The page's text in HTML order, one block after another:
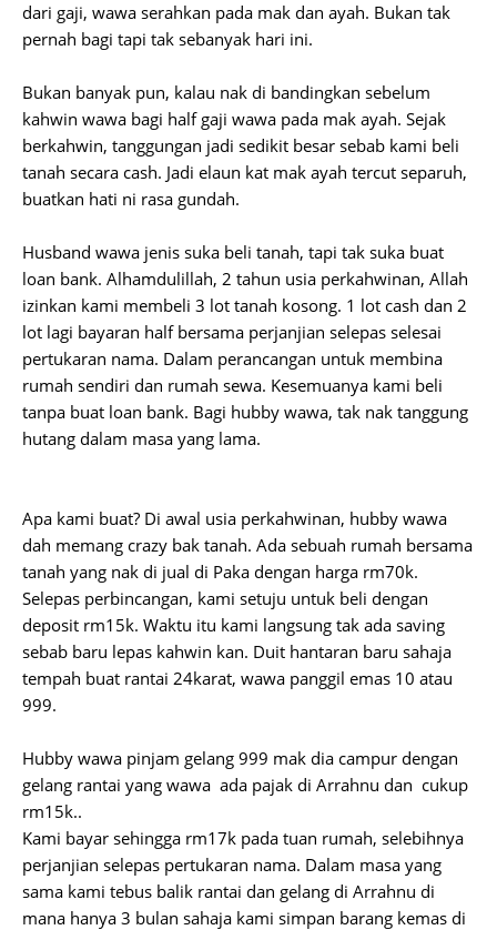
dari gaji, wawa serahkan pada mak dan ayah. Bukan tak
pernah bagi tapi tak sebanyak hari ini.
Bukan banyak pun, kalau nak di bandingkan sebelum
kahwin wawa bagi half gaji wawa pada mak ayah. Sejak
berkahwin, tanggungan jadi sedikit besar sebab kami beli
tanah secara cash. Jadi elaun kat mak ayah tercut separuh,
buatkan hati ni rasa gundah.
Husband wawa jenis suka beli tanah, tapi tak suka buat
loan bank. Alhamdulillah, 2 tahun usia perkahwinan, Allah
izinkan kami membeli 3 lot tanah kosong. 1 lot cash dan 2
lot lagi bayaran half bersama perjanjian selepas selesai
pertukaran nama. Dalam perancangan untuk membina
rumah sendiri dan rumah sewa. Kesemuanya kami beli
tanpa buat loan bank. Bagi hubby wawa, tak nak tanggung
hutang dalam masa yang lama.
Apa kami buat? Di awal usia perkahwinan, hubby wawa
dah memang crazy bak tanah. Ada sebuah rumah bersama
tanah yang nak di jual di Paka dengan harga rm70k.
Selepas perbincangan, kami setuju untuk beli dengan
deposit rm15k. Waktu itu kami langsung tak ada saving
sebab baru lepas kahwin kan. Duit hantaran baru sahaja
tempah buat rantai 24karat, wawa panggil emas 10 atau
999.
Hubby wawa pinjam gelang 999 mak dia campur dengan
gelang rantai yang wawa ada pajak di Arrahnu dan cukup
rm15k..
Kami bayar sehingga rm17k pada tuan rumah, selebihnya
perjanjian selepas pertukaran nama. Dalam masa yang
sama kami tebus balik rantai dan gelang di Arrahnu di
mana hanya 3 bulan sahaja kami simpan barang kemas di